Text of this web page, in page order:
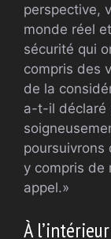
perspective,
monde réel
sécurité qui
compris des
de la
a-t-il déclaré
poursuivrons
y compris de
appel.»
À